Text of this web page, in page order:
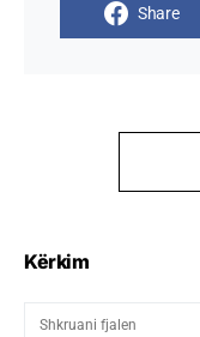
Share
Kërkim